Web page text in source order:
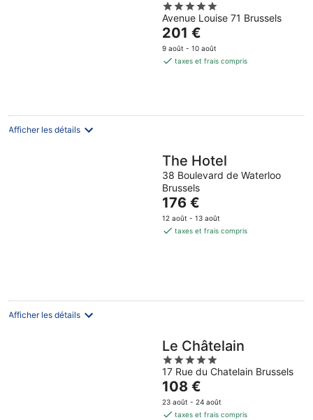
5
out
of
5
Avenue Louise 71 Brussels
Le
prix
est
nuit
201 €
9 août - 10 août
taxes et frais compris
Afficher les détails
The Hotel
38 Boulevard de Waterloo
Brussels
Le
prix
est
176 €
12 août - 13 août
taxes et frais compris
Afficher les détails
Le Châtelain
5
out
of
5
17 Rue du Chatelain Brussels
Le
prix
est
108 €
23 août - 24 août
taxes et frais compris